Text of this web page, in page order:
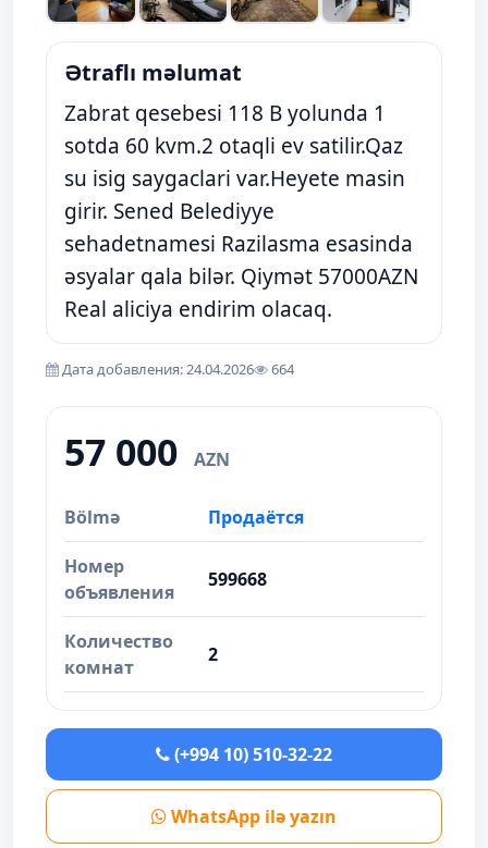
Ətraflı məlumat
Zabrat qesebesi 118 B yolunda 1
sotda 60 kvm.2 otaqli ev satilir.Qaz
su isig saygaclari var.Heyete masin
girir. Sened Belediyye
sehadetnamesi Razilasma esasinda
əsyalar qala bilər. Qiymət 57000AZN
Real aliciya endirim olacaq.
Дата добавления: 24.04.2026 664
57 000 AZN
Bölmə Продаётся
Номер
объявления
599668
Количество
комнат
2
(+994 10) 510-32-22
WhatsApp ilə yazın